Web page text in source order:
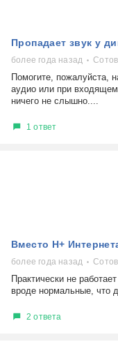
выдает ошибку
плохо работает
решение проблемы
Пропадает звук у
более года назад
Помогите, пожалуйста,
аудио или при входящем
ничего не слышно....
1 ответ
Вместо Н+
более года назад
Практически не
вроде нормальные, что
2 ответа